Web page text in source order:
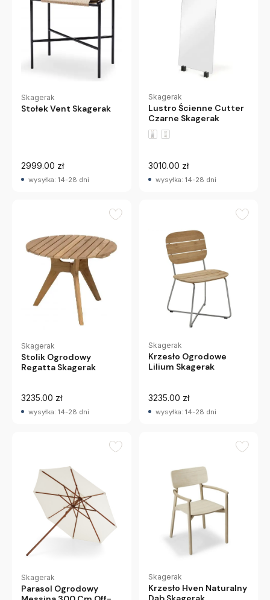
Skagerak
Stołek Vent Skagerak
2999.00 zł
wysyłka: 14-28 dni
Skagerak
Lustro Ścienne Cutter
Czarne Skagerak
3010.00 zł
wysyłka: 14-28 dni
Skagerak
Stolik Ogrodowy
Regatta Skagerak
3235.00 zł
wysyłka: 14-28 dni
Skagerak
Krzesło Ogrodowe
Lilium Skagerak
3235.00 zł
wysyłka: 14-28 dni
Skagerak
Parasol Ogrodowy
Skagerak
Krzesło Hven Naturalny